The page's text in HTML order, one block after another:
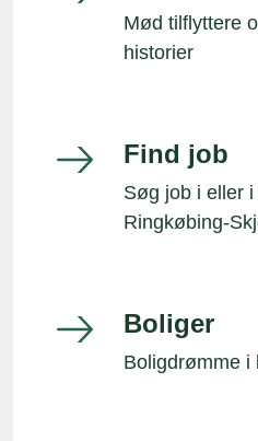
Mød tilflyttere
historier
Find job
Søg job i eller
Ringkøbing-
Boliger
Boligdrømme i